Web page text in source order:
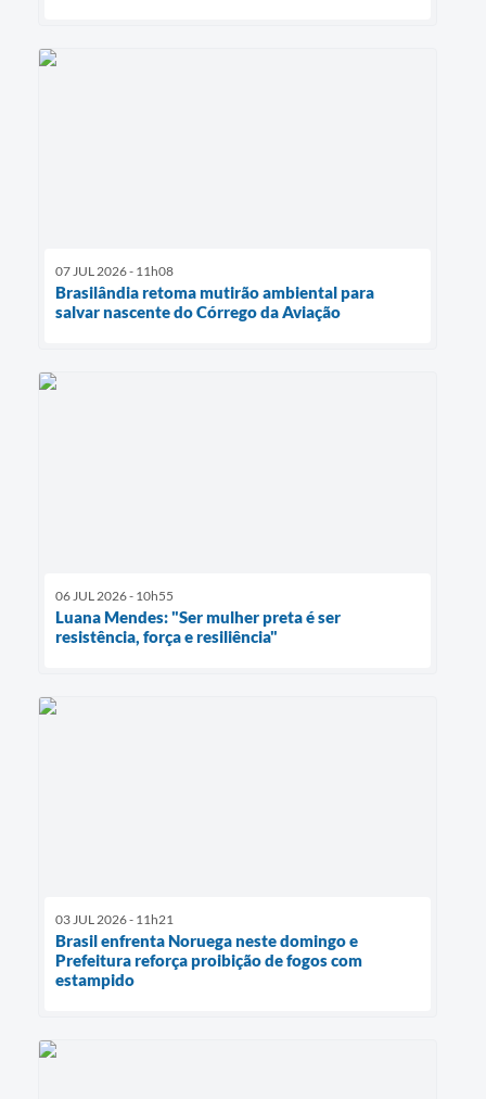
07 JUL 2026 - 11h08
Brasilândia retoma mutirão ambiental para
salvar nascente do Córrego da Aviação
06 JUL 2026 - 10h55
Luana Mendes: "Ser mulher preta é ser
resistência, força e resiliência"
03 JUL 2026 - 11h21
Brasil enfrenta Noruega neste domingo e
Prefeitura reforça proibição de fogos com
estampido